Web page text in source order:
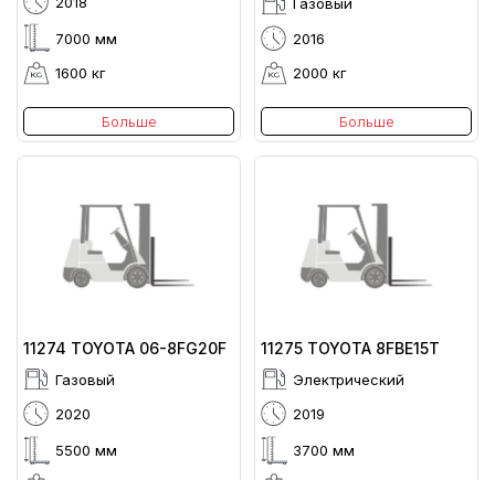
7000 мм
1600 кг
Больше
Газовый
2016
2000 кг
Больше
11274 TOYOTA 06-8FG20F
Газовый
2020
5500 мм
11275 TOYOTA 8FBE15T
Электрический
2019
3700 мм